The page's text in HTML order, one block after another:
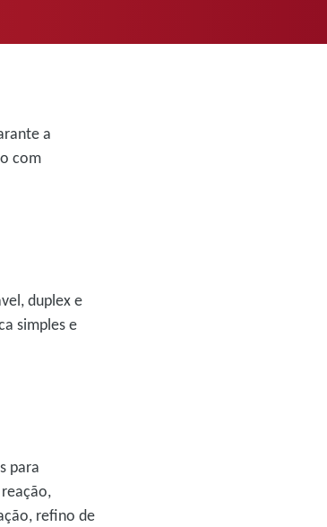
a
com
duplex e
simples e
para
refino de